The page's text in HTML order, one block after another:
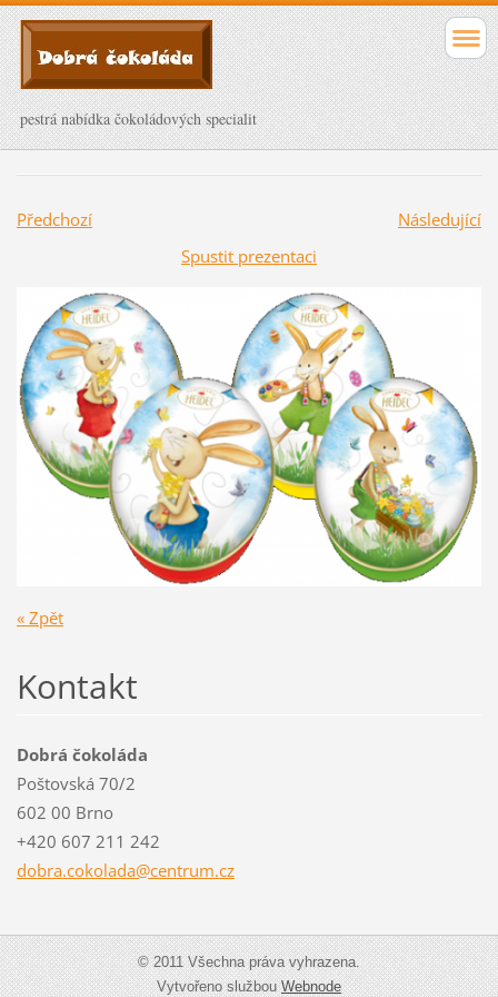
pestrá nabídka čokoládových specialit
Předchozí
Následující
Spustit prezentaci
« Zpět
Kontakt
Dobrá čokoláda
Poštovská 70/2
602 00 Brno
+420 607 211 242
dobra.cokolada@centrum.cz
© 2011 Všechna práva vyhrazena.
Vytvořeno službouWebnode